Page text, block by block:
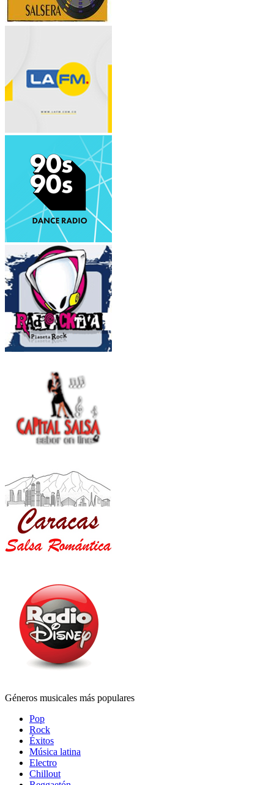
Géneros musicales más populares
Pop
Rock
Éxitos
Música latina
Electro
Chillout